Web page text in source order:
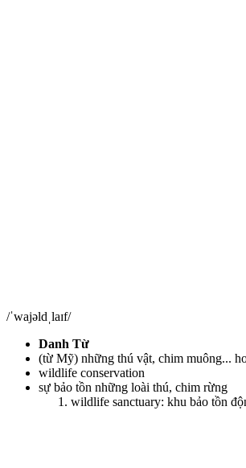
/ˈwajəldˌlaɪf/
Danh Từ
(từ Mỹ) những thú vật, chim muông...
wildlife conservation
sự bảo tồn những loài thú, chim rừng
wildlife sanctuary: khu bảo tồn